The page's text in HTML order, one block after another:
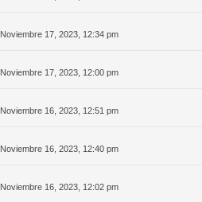
Noviembre 17, 2023, 12:34 pm
Noviembre 17, 2023, 12:00 pm
Noviembre 16, 2023, 12:51 pm
Noviembre 16, 2023, 12:40 pm
Noviembre 16, 2023, 12:02 pm